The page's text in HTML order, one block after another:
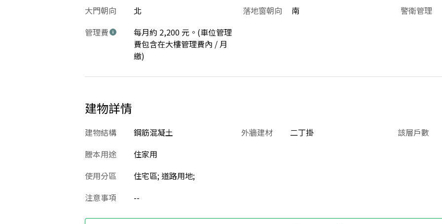
大門朝向
北 落地窗朝向 南
警衛管理
管理費
每月約 2,200 元。(車位管理
費包含在大樓管理費內 / 月
繳)
建物詳情
建物結構 鋼筋混凝土 外牆建材 二丁掛
該層戶數
謄本用途
住家用
使用分區
住宅區; 道路用地;
注意事項
--